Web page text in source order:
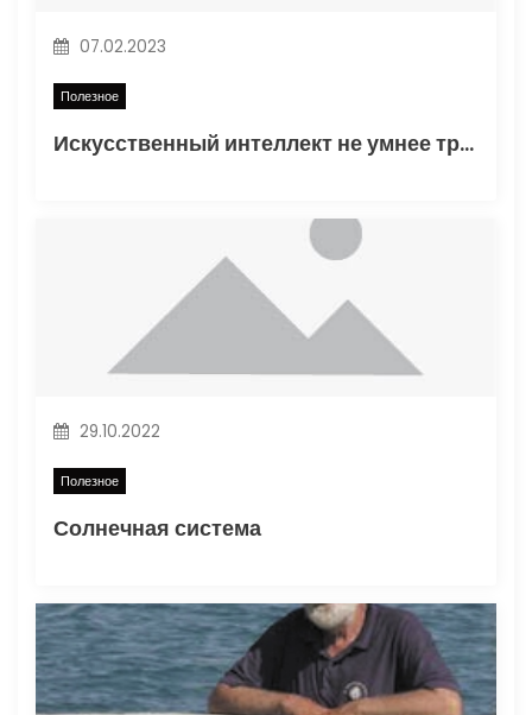
а
п
и
07.02.2023
Полезное
Искусственный интеллект не умнее трехлетнего ребенка
29.10.2022
Полезное
Солнечная система